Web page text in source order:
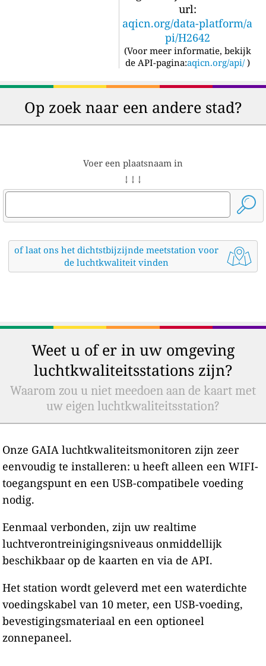
url:
aqicn.org/data-platform/a
pi/H2642
(Voor meer informatie, bekijk
de API-pagina:aqicn.org/api/ )
Op zoek naar een andere stad?
Voer een plaatsnaam in
↓ ↓ ↓
of laat ons het dichtstbijzijnde meetstation voor
de luchtkwaliteit vinden
Weet u of er in uw omgeving
luchtkwaliteitsstations zijn?
Waarom zou u niet meedoen aan de kaart met
uw eigen luchtkwaliteitsstation?
Onze GAIA luchtkwaliteitsmonitoren zijn zeer
eenvoudig te installeren: u heeft alleen een WIFI-
toegangspunt en een USB-compatibele voeding
nodig.
Eenmaal verbonden, zijn uw realtime
luchtverontreinigingsniveaus onmiddellijk
beschikbaar op de kaarten en via de API.
Het station wordt geleverd met een waterdichte
voedingskabel van 10 meter, een USB-voeding,
bevestigingsmateriaal en een optioneel
zonnepaneel.